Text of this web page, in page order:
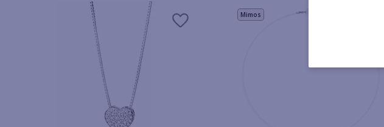
Mimos